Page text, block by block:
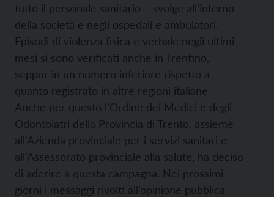
tutto il personale sanitario – svolge all’interno
della società e negli ospedali e ambulatori.
Episodi di violenza fisica e verbale negli ultimi
mesi si sono verificati anche in Trentino,
seppur in un numero inferiore rispetto a
quanto registrato in altre regioni italiane.
Anche per questo l’Ordine dei Medici e degli
Odontoiatri della Provincia di Trento, assieme
all’Azienda provinciale per i servizi sanitari e
all’Assessorato provinciale alla salute, ha deciso
di aderire a questa campagna. Nei prossimi
giorni i messaggi rivolti all’opinione pubblica